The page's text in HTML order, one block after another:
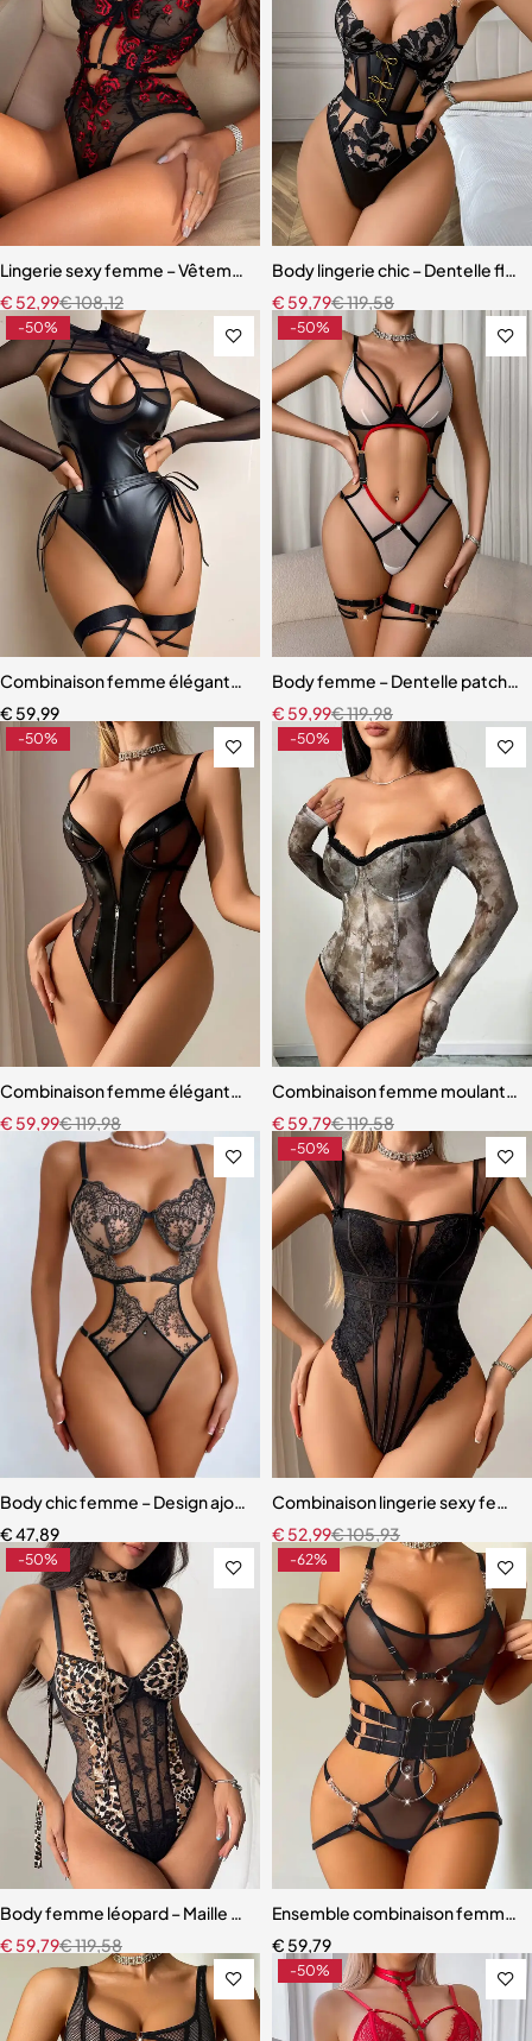
Lingerie sexy femme – Vêtements de nuit transparents, costume
€108,12
€ 52,99
Body lingerie chic – Dentelle
€119,58
€ 59,79
-50%
Combinaison femme élégante – Cuir PU et maille légère avec
€ 59,99
-50%
Body femme – Dentelle
€119,98
€ 59,99
-50%
Combinaison femme élégante – Maille transparente et cuir verni
€119,98
€ 59,99
-50%
Combinaison femme moulante
€119,58
€ 59,79
Body chic femme – Design ajouré moderne et silhouette ajustée
€47,89
-50%
Combinaison lingerie sexy
€105,93
€ 52,99
-50%
Body femme léopard – Maille moulante sans manches (noir &
€119,58
€ 59,79
-62%
Ensemble combinaison femme
€ 59,79
-50%